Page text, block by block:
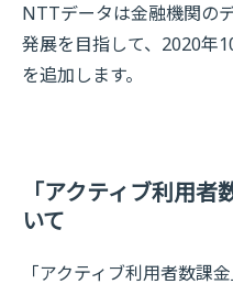
NTTデータは金融機関の
発展を目指して、2020年
を追加します。
「アクティブ利用
いて
「アクティブ利用者数課